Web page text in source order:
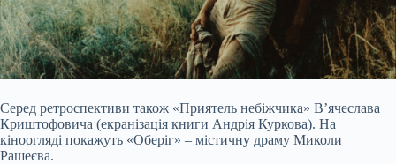
Серед ретроспективи також «Приятель небіжчика» В’ячеслава
Криштофовича (екранізація книги Андрія Куркова). На
кіноогляді покажуть «Оберіг» – містичну драму Миколи
Рашеєва.